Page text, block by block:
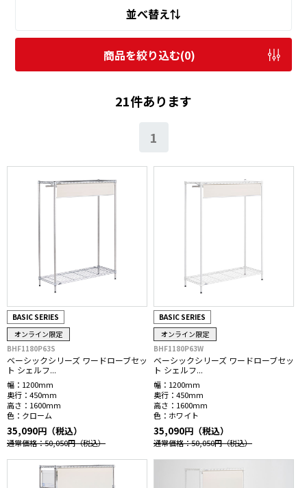
並べ替え⇅
商品を絞り込む(0)
21件あります
1
BASIC SERIES
オンライン限定
BHF1180P63S
ベーシックシリーズ ワードローブセッ
ト シェルフ...
幅： 1200mm
奥行： 450mm
高さ： 1600mm
色： クローム
35,090円（税込）
通常価格：50,050円（税込）
BASIC SERIES
オンライン限定
BHF1180P63W
ベーシックシリーズ ワードローブセッ
ト シェルフ...
幅： 1200mm
奥行： 450mm
高さ： 1600mm
色： ホワイト
35,090円（税込）
通常価格：50,050円（税込）